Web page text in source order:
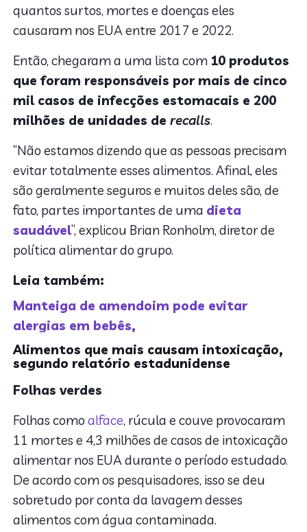
quantos surtos, mortes e doenças eles
causaram nos EUA entre 2017 e 2022.
Então, chegaram a uma lista com 10 produtos
que foram responsáveis por mais de cinco
mil casos de infecções estomacais e 200
milhões de unidades derecalls.
“Não estamos dizendo que as pessoas precisam
evitar totalmente esses alimentos. Afinal, eles
são geralmente seguros e muitos deles são, de
fato, partes importantes de uma dieta
saudável”, explicou Brian Ronholm, diretor de
política alimentar do grupo.
Leia também:
Manteiga de amendoim pode evitar
alergias em bebês,
Alimentos que mais causam intoxicação,
segundo relatório estadunidense
Folhas verdes
Folhas comoalface, rúcula e couve provocaram
11 mortes e 4,3 milhões de casos de intoxicação
alimentar nos EUA durante o período estudado.
De acordo com os pesquisadores, isso se deu
sobretudo por conta da lavagem desses
alimentos com água contaminada.